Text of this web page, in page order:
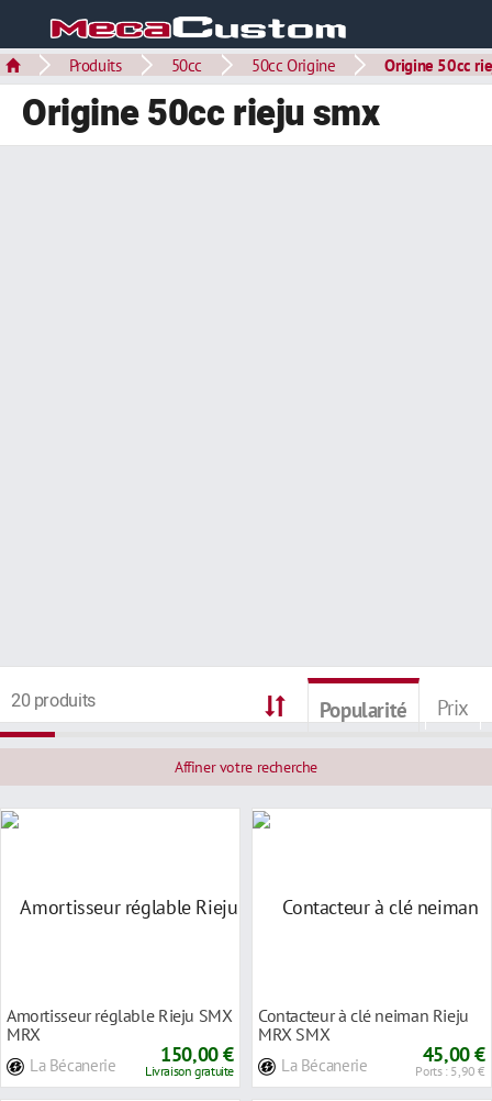
Produits 50cc 50cc Origine Origine 50cc
Origine 50cc rieju smx
20 produits Popularité Prix
Affiner votre recherche
Amortisseur réglable Rieju SMX
MRX
La Bécanerie 150,00 €
Livraison gratuite
Contacteur à clé neiman Rieju
MRX SMX
La Bécanerie 45,00 €
Ports : 5,90 €